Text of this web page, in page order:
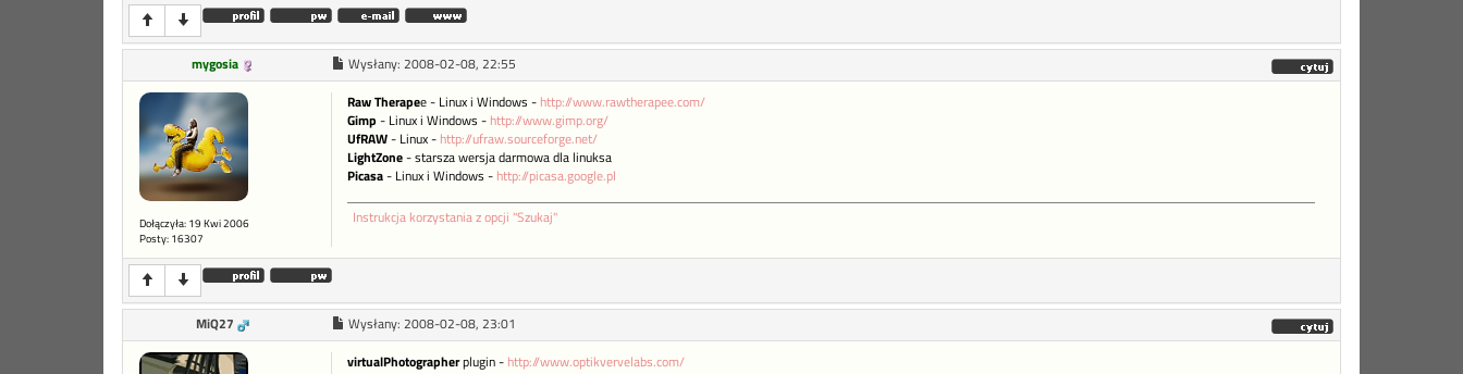
mygosia Wysłany: 2008-02-08, 22:55
Dołączyła: 19 Kwi 2006
Posty: 16307
Raw Therapee - Linux i Windows - http://www.rawtherapee.com/
Gimp - Linux i Windows - http://www.gimp.org/
UfRAW- Linux - http://ufraw.sourceforge.net/
LightZone- starsza wersja darmowa dla linuksa
Picasa- Linux i Windows - http://picasa.google.pl
Instrukcja korzystania z opcji "Szukaj"
MiQ27 Wysłany: 2008-02-08, 23:01
virtualPhotographerplugin - http://www.optikvervelabs.com/